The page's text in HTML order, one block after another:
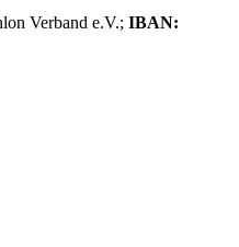
Verband e.V.; IBAN: